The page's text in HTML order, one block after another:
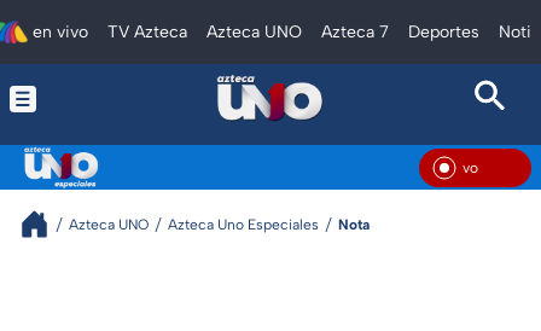
en vivo TV Azteca Azteca UNO Azteca 7 Deportes
En
Azteca UNO Azteca Uno Especiales Nota